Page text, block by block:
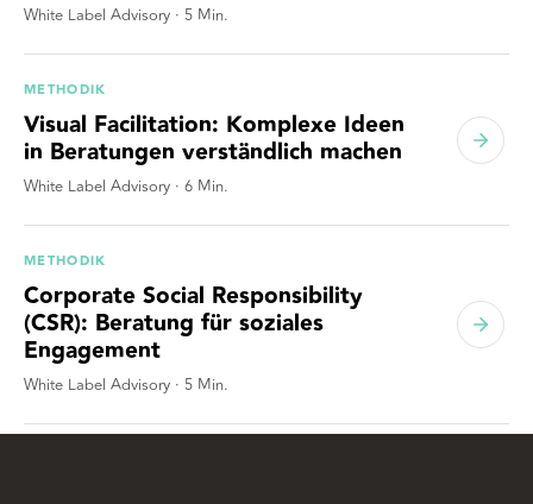
White Label Advisory · 5 Min.
METHODIK
Visual Facilitation: Komplexe Ideen
in Beratungen verständlich machen
White Label Advisory · 6 Min.
METHODIK
Corporate Social Responsibility
(CSR): Beratung für soziales
Engagement
White Label Advisory · 5 Min.